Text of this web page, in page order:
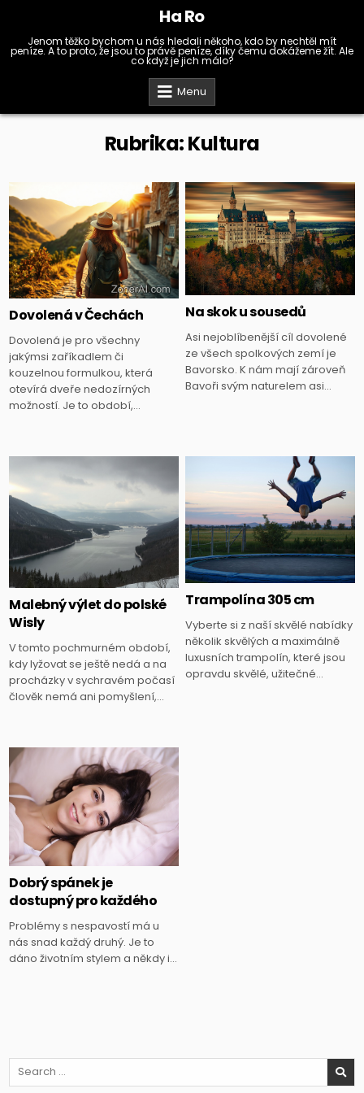
content
Ha Ro
Jenom těžko bychom u nás hledali někoho, kdo by nechtěl mít
peníze. A to proto, že jsou to právě peníze, díky čemu dokážeme žít. Ale
co když je jich málo?
Menu
Rubrika:Kultura
Posted
in
Dovolená v Čechách
Dovolená je pro všechny
jakýmsi zaříkadlem či
kouzelnou formulkou, která
otevírá dveře nedozírných
možností. Je to období,…
Posted
in
Na skok u sousedů
Asi nejoblíbenější cíl dovolené
ze všech spolkových zemí je
Bavorsko. K nám mají zároveň
Bavoři svým naturelem asi…
Posted
in
Malebný výlet do polské
Wisly
V tomto pochmurném období,
kdy lyžovat se ještě nedá a na
procházky v sychravém počasí
člověk nemá ani pomyšlení,…
Posted
in
Trampolína 305 cm
Vyberte si z naší skvělé nabídky
několik skvělých a maximálně
luxusních trampolín, které jsou
opravdu skvělé, užitečné…
Posted
in
Dobrý spánek je
dostupný pro každého
Problémy s nespavostí má u
nás snad každý druhý. Je to
dáno životním stylem a někdy i…
Search